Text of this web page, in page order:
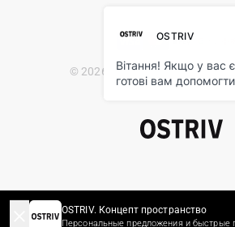
© 2026 Ostriv.ua Store. All
OSTRIV. Концепт пространство
Персональные предложения и быстрые